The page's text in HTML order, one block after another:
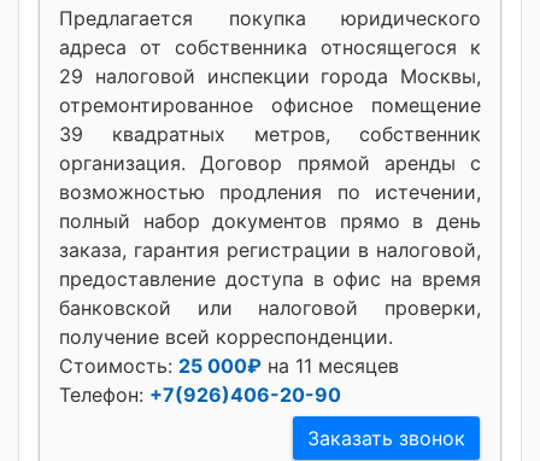
Предлагается покупка юридического
адреса от собственника относящегося к
29 налоговой инспекции города Москвы,
отремонтированное офисное помещение
39 квадратных метров, собственник
организация. Договор прямой аренды с
возможностью продления по истечении,
полный набор документов прямо в день
заказа, гарантия регистрации в налоговой,
предоставление доступа в офис на время
банковской или налоговой проверки,
получение всей корреспонденции.
Стоимость: 25 000₽ на 11 месяцев
Телефон: +7(926)406-20-90
Заказать звонок